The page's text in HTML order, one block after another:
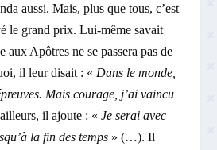
aussi. Mais, plus que tous, c’est
le grand prix. Lui-même savait
aux Apôtres ne se passera pas de
il leur disait : « Dans le monde,
Mais courage, j’ai vaincu
il ajoute : «Je serai avec
la fin des temps » (…). Il